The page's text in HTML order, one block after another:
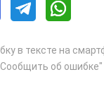
в тексте на
об ошибке"